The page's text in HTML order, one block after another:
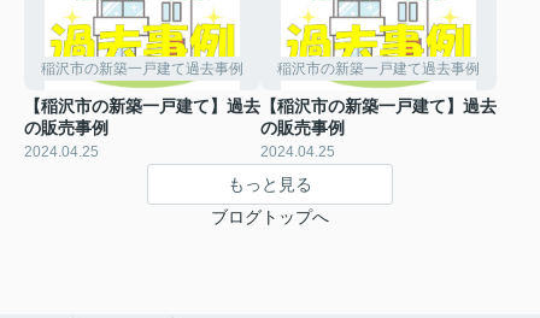
稲沢市の新築一戸建て過去事例
【稲沢市の新築一戸建て】過去
の販売事例
2024.04.25
稲沢市の新築一戸建て過去事例
【稲沢市の新築一戸建て】過去
の販売事例
2024.04.25
もっと見る
ブログトップへ